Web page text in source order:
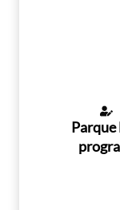
Parque